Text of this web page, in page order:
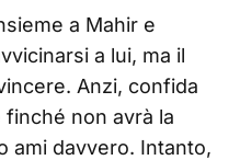
a Mahir e
a lui, ma il
Anzi, confida
non avrà la
ami davvero. Intanto,